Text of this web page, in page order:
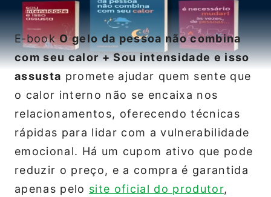
E‑bookO gelo da pessoa não combina
com seu calor + Sou intensidade e isso
assusta promete ajudar quem sente que
o calor interno não se encaixa nos
relacionamentos, oferecendo técnicas
rápidas para lidar com a vulnerabilidade
emocional. Há um cupom ativo que pode
reduzir o preço, e a compra é garantida
apenas pelo site oficial do produtor,